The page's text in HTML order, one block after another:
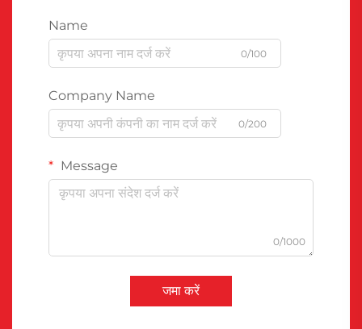
Name
0/100
Company Name
0/200
Message
0/1000
जमा करें